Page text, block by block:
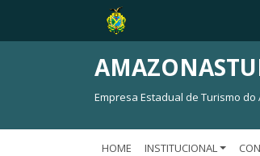
Empresa Estadual de Turismo do
HOME INSTITUCIONAL